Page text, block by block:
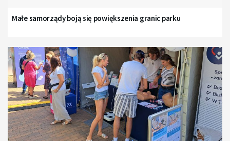
Małe samorządy boją się powiększenia granic parku